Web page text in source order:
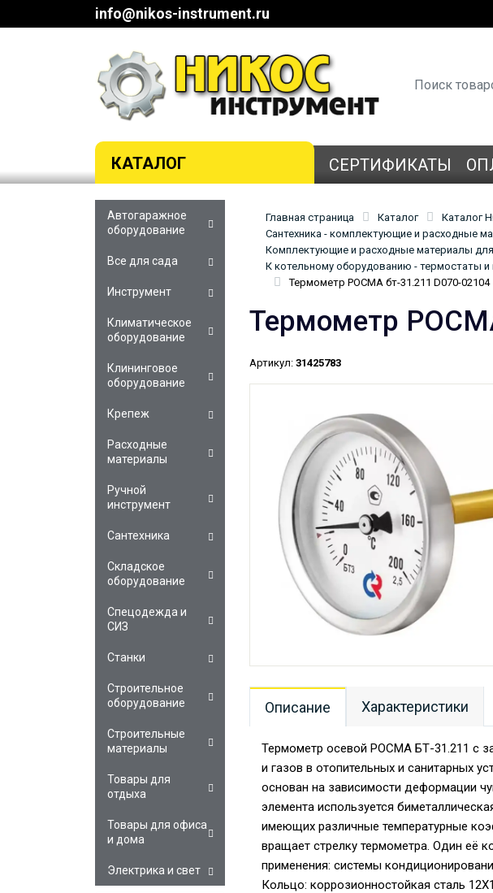
info@nikos-instrument.ru
КАТАЛОГ СЕРТИФИКАТЫ
Главная страница Каталог
Каталог
Сантехника - комплектующие и расходные
Комплектующие и расходные материалы
К котельному оборудованию - термостаты
Термометр РОСМА бт-31.211 D070-02104
Термометр
Артикул: 31425783
Описание Характеристики
Термометр осевой РОСМА БТ-31.211 с
и газов в отопительных и санитарных
основан на зависимости деформации
элемента используется
имеющих различные температурные
вращает стрелку термометра. Один её
применения: системы
Кольцо: коррозионностойкая сталь
Автогаражное
оборудование
Все для сада
Инструмент
Климатическое
оборудование
Клининговое
оборудование
Крепеж
Расходные
материалы
Ручной
инструмент
Сантехника
Складское
оборудование
Спецодежда и
СИЗ
Станки
Строительное
оборудование
Строительные
материалы
Товары для
отдыха
Товары для офиса
и дома
Электрика и свет